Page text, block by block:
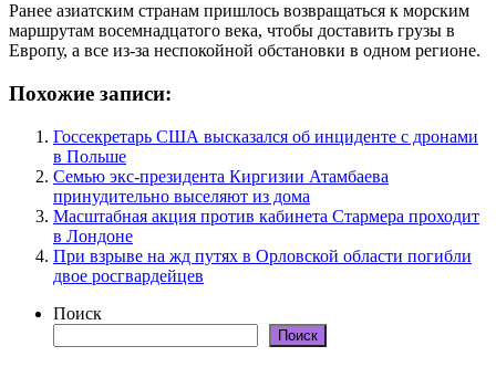
Ранее азиатским странам пришлось возвращаться к морским
маршрутам восемнадцатого века, чтобы доставить грузы в
Европу, а все из-за неспокойной обстановки в одном регионе.
Похожие записи:
Госсекретарь США высказался об инциденте с дронами
в Польше
Семью экс-президента Киргизии Атамбаева
принудительно выселяют из дома
Масштабная акция против кабинета Стармера проходит
в Лондоне
При взрыве на жд путях в Орловской области погибли
двое росгвардейцев
Поиск
Поиск